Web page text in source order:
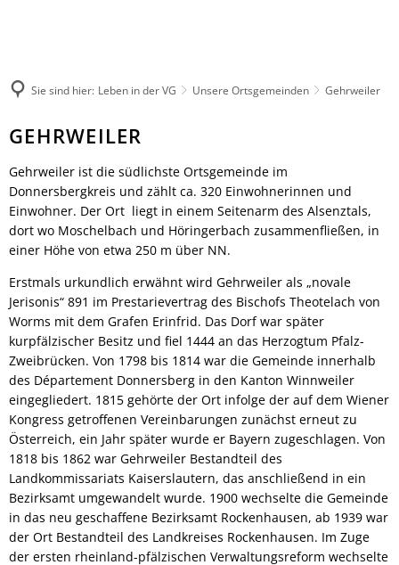
Unsere Verbandsgemeinde
Natur-Erlebnisbad
Verbandsgemeindewerke
Heiraten
Bildung
Vereine
Sprechtage der Deutschen
Feuerwehren
Umwelt, Planen, Bauen
Mobilität (ÖPNV)
Links mit Bezug zur jüdischen
Bürgerbus
Was erledige ich wo?
Notfallvorsorge
Stellenanzeigen &
Öffentliche
Termine für das
Organigramm
Fundbüro
Radfahren
Gästeführungen
Veranstaltungen
Übernachten
Gastronomie
Sie sind hier: Leben in der VG Unsere Ortsgemeinden Gehrweiler
Gehrweiler
GEHRWEILER
Gehrweiler ist die südlichste Ortsgemeinde im
Donnersbergkreis und zählt ca. 320 Einwohnerinnen und
Einwohner. Der Ort liegt in einem Seitenarm des Alsenztals,
dort wo Moschelbach und Höringerbach zusammenfließen, in
einer Höhe von etwa 250 m über NN.
Erstmals urkundlich erwähnt wird Gehrweiler als „novale
Jerisonis“ 891 im Prestarievertrag des Bischofs Theotelach von
Worms mit dem Grafen Erinfrid. Das Dorf war später
kurpfälzischer Besitz und fiel 1444 an das Herzogtum Pfalz-
Zweibrücken. Von 1798 bis 1814 war die Gemeinde innerhalb
des Département Donnersberg in den Kanton Winnweiler
eingegliedert. 1815 gehörte der Ort infolge der auf dem Wiener
Kongress getroffenen Vereinbarungen zunächst erneut zu
Österreich, ein Jahr später wurde er Bayern zugeschlagen. Von
1818 bis 1862 war Gehrweiler Bestandteil des
Landkommissariats Kaiserslautern, das anschließend in ein
Bezirksamt umgewandelt wurde. 1900 wechselte die Gemeinde
in das neu geschaffene Bezirksamt Rockenhausen, ab 1939 war
der Ort Bestandteil des Landkreises Rockenhausen. Im Zuge
der ersten rheinland-pfälzischen Verwaltungsreform wechselte